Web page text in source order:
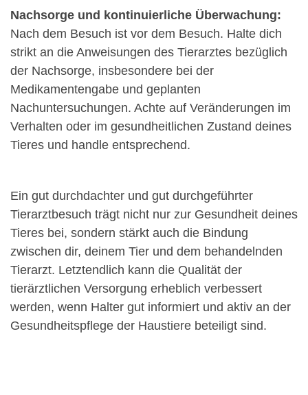
Nachsorge und kontinuierliche Überwachung:
Nach dem Besuch ist vor dem Besuch. Halte dich
strikt an die Anweisungen des Tierarztes bezüglich
der Nachsorge, insbesondere bei der
Medikamentengabe und geplanten
Nachuntersuchungen. Achte auf Veränderungen im
Verhalten oder im gesundheitlichen Zustand deines
Tieres und handle entsprechend.
Ein gut durchdachter und gut durchgeführter
Tierarztbesuch trägt nicht nur zur Gesundheit deines
Tieres bei, sondern stärkt auch die Bindung
zwischen dir, deinem Tier und dem behandelnden
Tierarzt. Letztendlich kann die Qualität der
tierärztlichen Versorgung erheblich verbessert
werden, wenn Halter gut informiert und aktiv an der
Gesundheitspflege der Haustiere beteiligt sind.